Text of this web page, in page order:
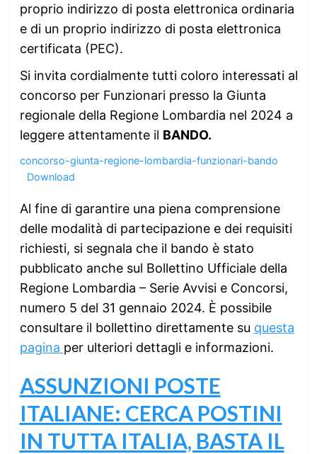
proprio indirizzo di posta elettronica ordinaria
e di un proprio indirizzo di posta elettronica
certificata (PEC).
Si invita cordialmente tutti coloro interessati al
concorso per Funzionari presso la Giunta
regionale della Regione Lombardia nel 2024 a
leggere attentamente il BANDO.
concorso-giunta-regione-lombardia-funzionari-bando
Download
Al fine di garantire una piena comprensione
delle modalità di partecipazione e dei requisiti
richiesti, si segnala che il bando è stato
pubblicato anche sul Bollettino Ufficiale della
Regione Lombardia – Serie Avvisi e Concorsi,
numero 5 del 31 gennaio 2024. È possibile
consultare il bollettino direttamente su questa
pagina per ulteriori dettagli e informazioni.
ASSUNZIONI POSTE
ITALIANE: CERCA POSTINI
IN TUTTA ITALIA, BASTA IL